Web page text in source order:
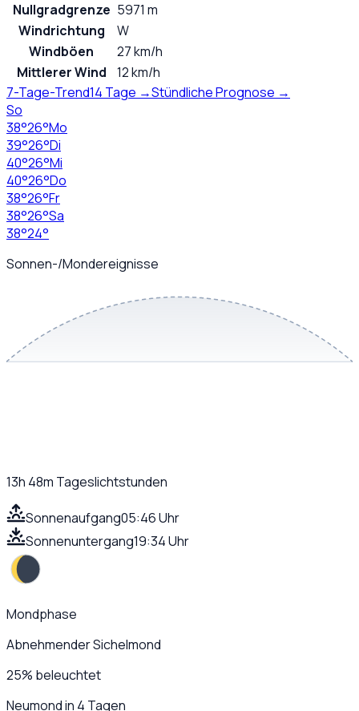
Nullgradgrenze 5971 m
Windrichtung
W
Windböen
27 km/h
Mittlerer Wind
12 km/h
7-Tage-Trend14 Tage →Stündliche Prognose →
So
38°26°Mo
39°26°Di
40°26°Mi
40°26°Do
38°26°Fr
38°26°Sa
38°24°
Sonnen-/Mondereignisse
13h 48m Tageslichtstunden
Sonnenaufgang05:46 Uhr
Sonnenuntergang19:34 Uhr
Mondphase
Abnehmender Sichelmond
25% beleuchtet
Neumond in 4 Tagen